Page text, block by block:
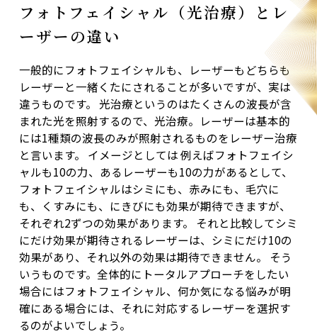
フォトフェイシャル（光治療）とレ
ーザーの違い
一般的にフォトフェイシャルも、レーザーもどちらも
レーザーと一緒くたにされることが多いですが、実は
違うものです。 光治療というのはたくさんの波長が含
まれた光を照射するので、光治療。 レーザーは基本的
には1種類の波長のみが照射されるものをレーザー治療
と言います。
イメージとしては例えばフォトフェイシ
ャルも10の力、あるレーザーも10の力があるとして、
フォトフェイシャルはシミにも、赤みにも、毛穴に
も、くすみにも、にきびにも効果が期待できますが、
それぞれ2ずつの効果があります。
それと比較してシミ
にだけ効果が期待されるレーザーは、 シミにだけ10の
効果があり、それ以外の効果は期待できません。
そう
いうものです。全体的にトータルアプローチをしたい
場合にはフォトフェイシャル、何か気になる悩みが明
確にある場合には、それに対応するレーザーを選択す
るのがよいでしょう。